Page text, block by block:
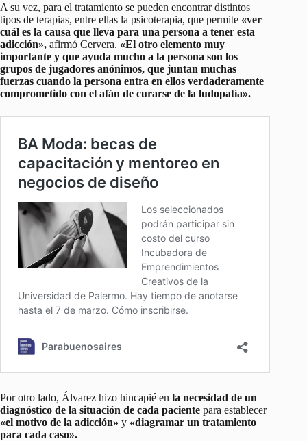
A su vez, para el tratamiento se pueden encontrar distintos
tipos de terapias, entre ellas la psicoterapia, que permite «ver
cuál es la causa que lleva para una persona a tener esta
adicción», afirmó Cervera. «El otro elemento muy
importante y que ayuda mucho a la persona son los
grupos de jugadores anónimos, que juntan muchas
fuerzas cuando la persona entra en ellos verdaderamente
comprometido con el afán de curarse de la ludopatía».
Por otro lado, Álvarez hizo hincapié en la necesidad de un
diagnóstico de la situación de cada paciente para establecer
«el motivo de la adicción» y «diagramar un tratamiento
para cada caso».